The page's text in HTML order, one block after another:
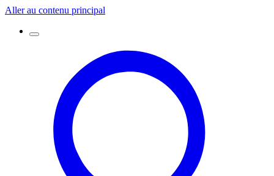
Aller au contenu principal